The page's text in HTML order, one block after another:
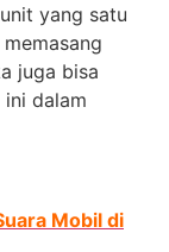
yang satu
juga bisa
dalam
Mobil di